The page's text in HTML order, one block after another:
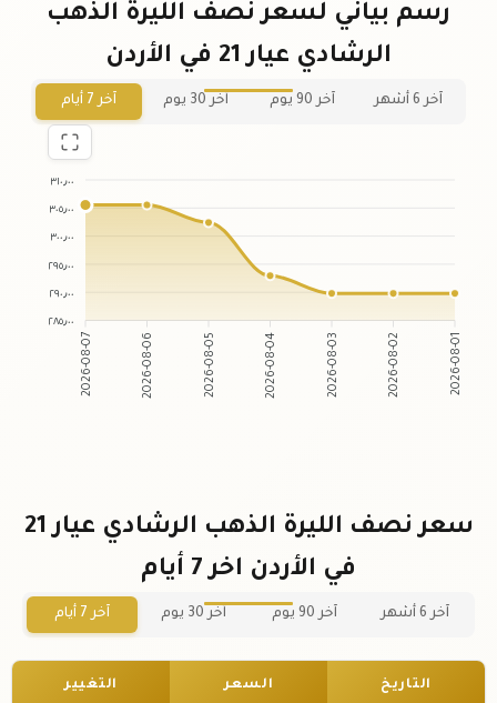
رسم بياني لسعر نصف الليرة الذهب
الرشادي عيار 21 في الأردن
آخر 6 أشهر آخر 90 يوم آخر 30 يوم آخر 7 أيام
٣١٠٫٠٠
٣٠٥٫٠٠
٣٠٠٫٠٠
٢٩٥٫٠٠
٢٩٠٫٠٠
٢٨٥٫٠٠
2026-08-07 2026-08-06 2026-08-05 2026-08-04 2026-08-03 2026-08-02 2026-08-01
سعر نصف الليرة الذهب الرشادي عيار 21
في الأردن اخر 7 أيام
آخر 6 أشهر آخر 90 يوم آخر 30 يوم آخر 7 أيام
التاريخ السعر التغيير